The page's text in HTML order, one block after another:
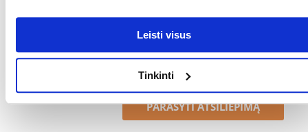
Leisti visus
Tinkinti
Patikrinę atsiliepimus, paskelbsime ir teigiamus, ir neigiamus
atsiliepimus.
PARAŠYTI ATSILIEPIMĄ